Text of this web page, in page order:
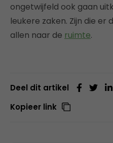
ongetwijfeld ook gaan
leukere zaken. Zijn die er
allen naar de ruimte.
Deel dit artikel
Kopieer link